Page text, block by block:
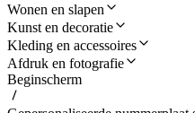
Wonen en slapen
Kunst en decoratie
Kleding en accessoires
Afdruk en fotografie
Beginscherm